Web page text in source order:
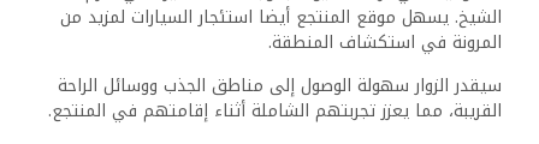
يتلقى الموظفون في منتجع أمارينا صن وأكوا بارك عموما الثناء
على ودهم ومساعدتهم. تسلط المراجعات الضوء على جهود
إيجابي في التجربة الشاملة.